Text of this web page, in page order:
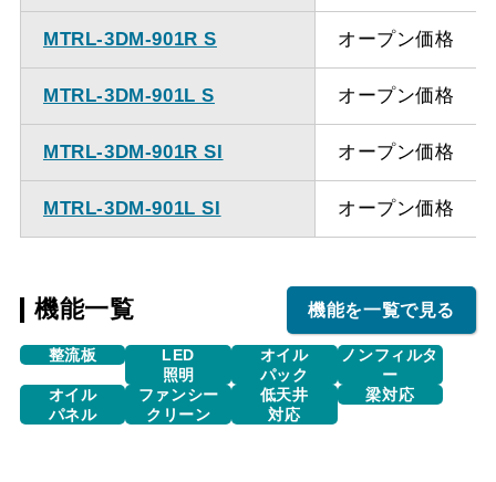
MTRL-3DM-901R S オープン価格
MTRL-3DM-901L S オープン価格
MTRL-3DM-901R SI オープン価格
MTRL-3DM-901L SI オープン価格
機能一覧 機能を一覧で見る
整流板
LED
照明
オイル
パック
ノンフィルタ
ー
オイル
パネル
ファンシー
クリーン
低天井
対応
梁対応